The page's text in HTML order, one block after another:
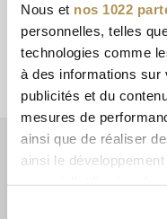
Nous et nos 1022
personnelles, telles
technologies comme
à des informations sur
publicités et du
mesures de
ainsi que de réaliser
ainsi le
CLIENTÈLE
BULLETIN
promotions de billetterie!